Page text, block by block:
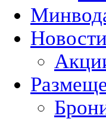
Новости